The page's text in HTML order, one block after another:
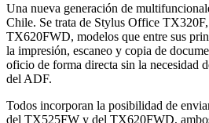
Una nueva generación de
Chile. Se trata de Stylus Office
TX620FWD, modelos que entre sus
la impresión, escaneo y copia de
oficio de forma directa sin la necesidad
del ADF.
Todos incorporan la posibilidad de
del TX525FW y del TX620FWD,